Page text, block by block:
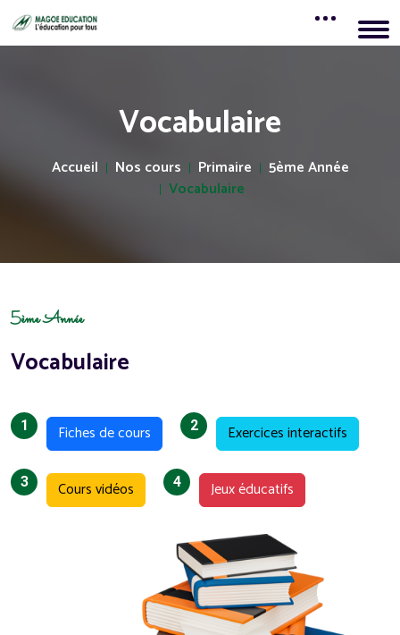
Vocabulaire
Accueil Nos cours Primaire
5ème Année
Vocabulaire
5ème Année
Vocabulaire
1 Fiches de cours 2 Exercices interactifs
3 Cours vidéos 4 Jeux éducatifs